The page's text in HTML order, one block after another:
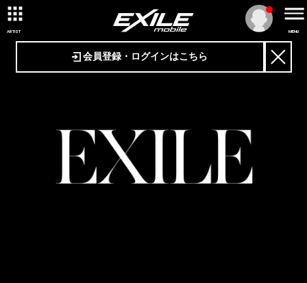
ARTIST MENU
会員登録・ログインはこちら